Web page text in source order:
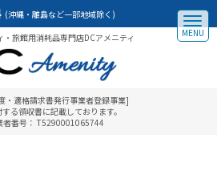
(沖縄・離島など一部地域除く)
・旅館用消耗品専門店DCアメニティ
・適格請求書発行事業者登録事業]
る領収書に記載しております。
者番号： T5290001065744
MENU